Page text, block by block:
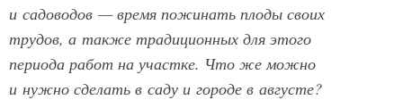
и садоводов — время пожинать плоды своих
трудов, а также традиционных для этого
периода работ на участке. Что же можно
и нужно сделать в саду и городе в августе?